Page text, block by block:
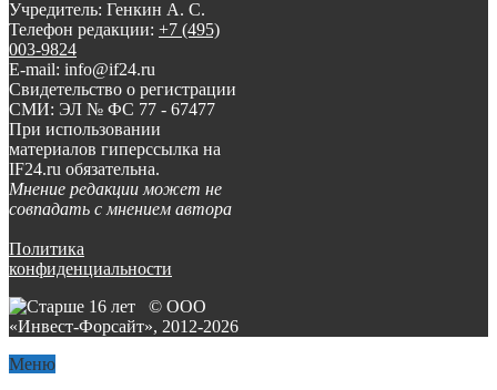
Учредитель: Генкин А. С.
Телефон редакции: +7 (495)
003-9824
E-mail: info@if24.ru
Свидетельство о регистрации
СМИ: ЭЛ № ФС 77 - 67477
При использовании
материалов гиперссылка на
IF24.ru обязательна.
Мнение редакции может не
совпадать с мнением автора
Политика
конфиденциальности
© ООО
«Инвест-Форсайт», 2012-2026
Меню